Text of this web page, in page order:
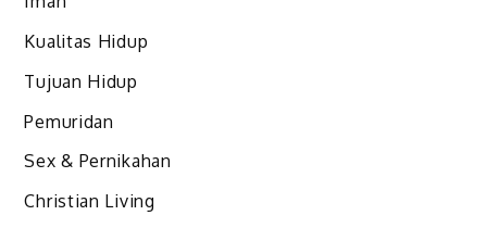
Kualitas Hidup
Tujuan Hidup
Pemuridan
Sex & Pernikahan
Christian Living